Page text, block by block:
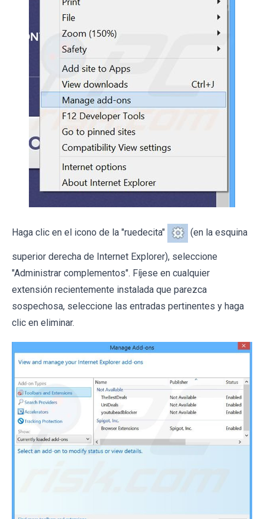
Haga clic en el icono de la "ruedecita" (en la esquina
superior derecha de Internet Explorer), seleccione
"Administrar complementos". Fíjese en cualquier
extensión recientemente instalada que parezca
sospechosa, seleccione las entradas pertinentes y haga
clic en eliminar.